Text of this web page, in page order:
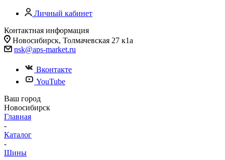
Личный кабинет
Контактная информация
Новосибирск, Толмачевская 27 к1а
nsk@aps-market.ru
Вконтакте
YouTube
Ваш город
Новосибирск
Главная
-
Каталог
-
Шины